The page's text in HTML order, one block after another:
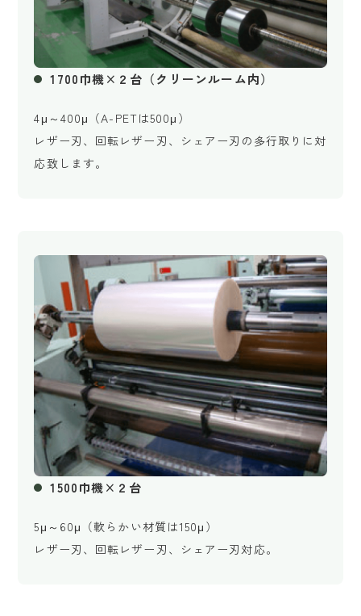
1700巾機×２台（クリーンルーム内）
4μ～400μ（A-PETは500μ）
レザー刃、回転レザー刃、シェアー刃の多行取りに対
応致します。
1500巾機×２台
5μ～60μ（軟らかい材質は150μ）
レザー刃、回転レザー刃、シェアー刃対応。